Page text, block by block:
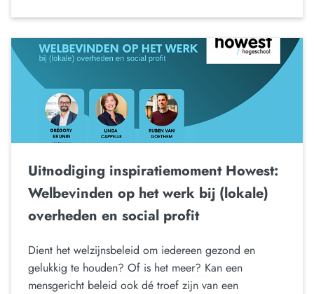
Uitnodiging inspiratiemoment Howest:
Welbevinden op het werk bij (lokale)
overheden en social profit
Dient het welzijnsbeleid om iedereen gezond en
gelukkig te houden? Of is het meer? Kan een
mensgericht beleid ook dé troef zijn van een